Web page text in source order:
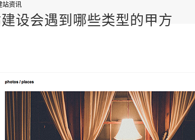
站资讯
设会遇到哪些类型的甲方